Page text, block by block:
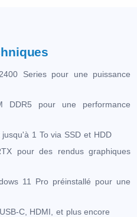
Series pour une puissance
DDR5 pour une performance
1 To via SSD et HDD
pour des rendus graphiques
11 Pro préinstallé pour une
C, HDMI, et plus encore